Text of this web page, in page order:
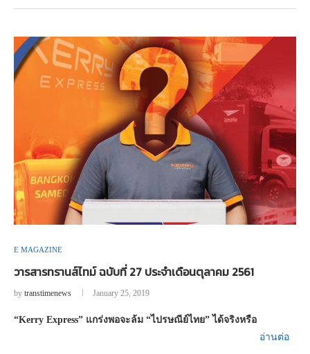
E MAGAZINE
วารสารทรานส์ไทม์ ฉบับที่ 27 ประจำเดือนตุลาคม 2561
by transtimenews January 25, 2019
“Kerry Express” แกร่งพอจะล้ม “ไปรษณีย์ไทย” ได้จริงหรือ
อ่านต่อ